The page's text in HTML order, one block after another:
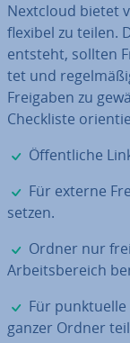
Nextcloud bietet
flexibel zu teilen.
entsteht, sollten
tet und
Freigaben zu
Check­lis­te
✓
Öf­fent­li­che
✓
Für externe
setzen.
✓
Ordner nur
Ar­beits­be­reich
✓
Für
ganzer Ordner